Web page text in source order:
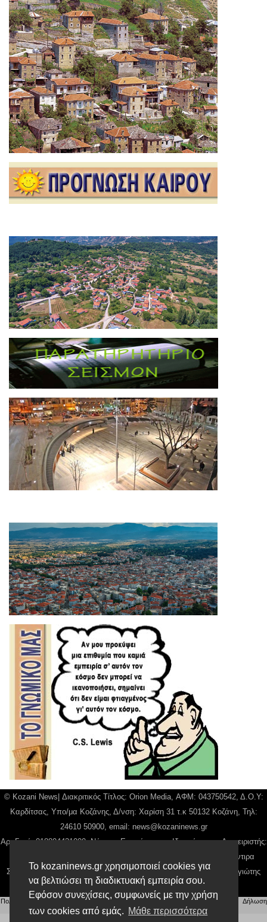
Το kozaninews.gr χρησιμοποιεί cookies για
να βελτιώσει τη διαδικτυακή εμπειρία σου.
Εφόσον συνεχίσεις, συμφωνείς με την χρήση
των cookies από εμάς. Μάθε περισσότερα
© Kozani News| Διακριτικός Τίτλος: Orion Media, ΑΦΜ: 043750542, Δ.Ο.Υ:
Καρδίτσας, Υπο/μα Κοζάνης, Δ/νση: Χαρίση 31 τ.κ 50132 Κοζάνη, Τηλ:
24610 50900, email: news@kozaninews.gr
Αρ. Γεμή: 018804431000, Νόμιμος Εκπρόσωπος, Ιδιοκτήτης και Διαχειριστής:
Παναγιώτης Φιλίππου, Διευθύντρια: Γιαννουσά Βασιλική, Διευθύντιρα
Σύνταξης: Μπαλαμπάνη Βασιλική. Δικαιούχος domain name Παναγιώτης
Φιλίππου
Πολιτική απορρήτου Αίτηση Διαχείρισης Προσωπικών Δεδομένων |Όροι χρήσης
Δήλωση
Συμμόρφωσης